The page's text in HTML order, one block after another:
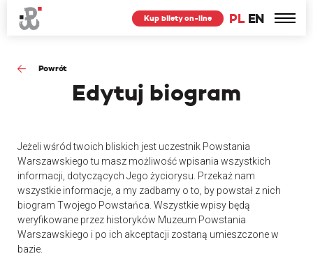
PL EN
Kup bilety on-line
Powrót
Edytuj biogram
Jeżeli wśród twoich bliskich jest uczestnik Powstania
Warszawskiego tu masz możliwość wpisania wszystkich
informacji, dotyczących Jego życiorysu. Przekaż nam
wszystkie informacje, a my zadbamy o to, by powstał z nich
biogram Twojego Powstańca. Wszystkie wpisy będą
weryfikowane przez historyków Muzeum Powstania
Warszawskiego i po ich akceptacji zostaną umieszczone w
bazie.